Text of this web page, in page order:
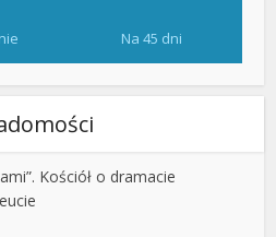
Na 45 dni
Kościół o dramacie